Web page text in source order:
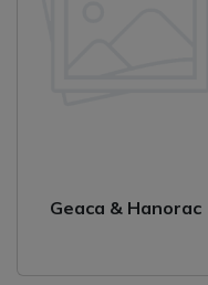
Geaca & Hanorac